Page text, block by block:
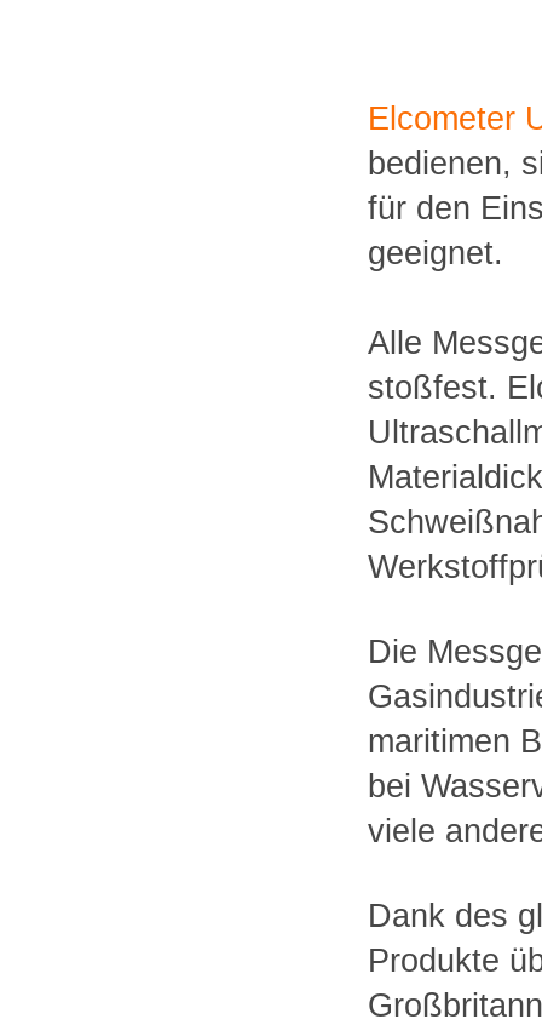
Elcometer
bedienen,
für den
geeignet.
Alle
stoßfest.
Die
maritimen
bei
viele
Dank des
Produkte